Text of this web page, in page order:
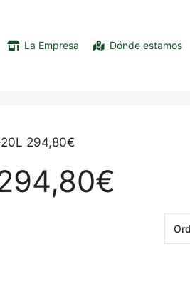
La Empresa Dónde estamos
294,80€